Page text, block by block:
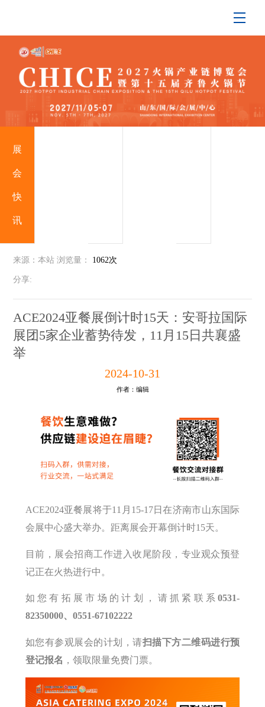
展
会
快
讯
来源：本站 浏览量： 1062次
分享:
ACE2024亚餐展倒计时15天：安哥拉国际
展团5家企业蓄势待发，11月15日共襄盛
举
2024-10-31
作者：编辑
ACE2024亚餐展将于11月15-17日在济南市山东国际
会展中心盛大举办。距离展会开幕倒计时15天。
目前，展会招商工作进入收尾阶段，专业观众预登
记正在火热进行中。
如您有拓展市场的计划，请抓紧联系0531-
82350000、0551-67102222
如您有参观展会的计划，请扫描下方二维码进行预
登记报名 ，领取限量免费门票。